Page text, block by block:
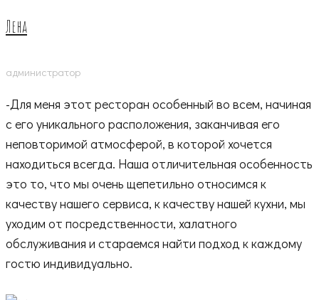
Лена
администратор
-Для меня этот ресторан особенный во всем, начиная
с его уникального расположения, заканчивая его
неповторимой атмосферой, в которой хочется
находиться всегда. Наша отличительная особенность
это то, что мы очень щепетильно относимся к
качеству нашего сервиса, к качеству нашей кухни, мы
уходим от посредственности, халатного
обслуживания и стараемся найти подход к каждому
гостю индивидуально.